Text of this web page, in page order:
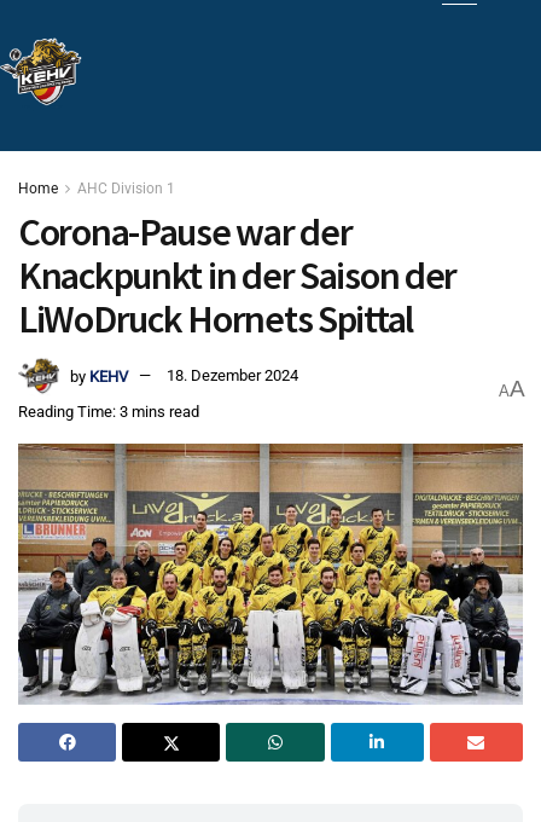
Home AHC Division 1
Corona-Pause war der
Knackpunkt in der Saison der
LiWoDruck Hornets Spittal
by KEHV
18. Dezember 2024
Reading Time: 3 mins read
AA